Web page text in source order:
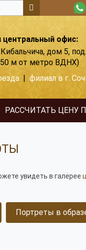
центральный офис:
дом 5,
м от метро ВДНХ)
|филиал в г.
РАССЧИТАТЬ ЦЕНУ
увидеть в галерее
Портреты в